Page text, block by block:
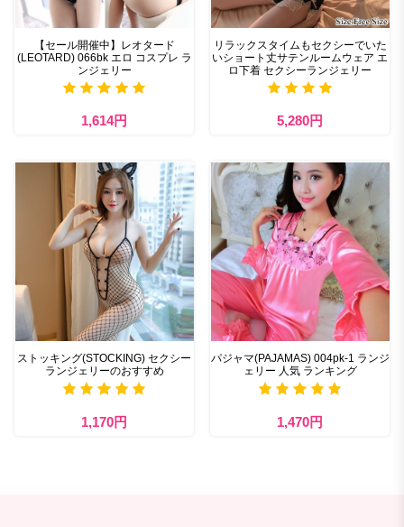
【セール開催中】レオタード
(LEOTARD) 066bk エロ コスプレ ラ
ンジェリー
1,614円
リラックスタイムもセクシーでいた
いショート丈サテンルームウェア エ
ロ下着 セクシーランジェリー
5,280円
ストッキング(STOCKING) セクシー
ランジェリーのおすすめ
1,170円
パジャマ(PAJAMAS) 004pk-1 ランジ
ェリー 人気 ランキング
1,470円